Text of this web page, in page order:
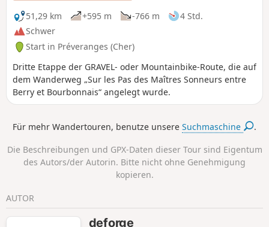
51,29 km
+595 m -766 m
4 Std.
Schwer
Start in Préveranges (Cher)
Dritte Etappe der GRAVEL- oder Mountainbike-Route, die auf
dem Wanderweg „Sur les Pas des Maîtres Sonneurs entre
Berry et Bourbonnais“ angelegt wurde.
Für mehr Wandertouren, benutze unsereSuchmaschine .
Die Beschreibungen und GPX-Daten dieser Tour sind Eigentum
des Autors/der Autorin. Bitte nicht ohne Genehmigung
kopieren.
AUTOR
deforge